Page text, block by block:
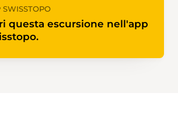
SWISSTOPO
questa escursione nell'app